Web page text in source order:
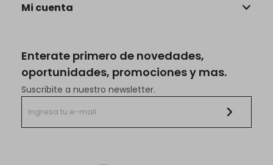
Enterate primero de novedades,
oportunidades, promociones y mas.
Suscribite a nuestro newsletter.
Mi cuenta